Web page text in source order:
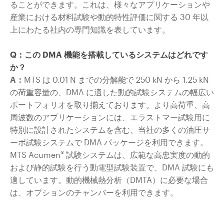
ることができます。これは、様々なアプリケーションや
産業における材料試験や動的特性評価に関する 30 年以
上にわたる社内の専門知識を表しています。
Q：この DMA 機能を搭載しているシステムはどれです
か？
A： MTS は 0.01 N までの分解能で 250 kN から 1.25 kN
の荷重容量の、DMA に適した動的試験システムの幅広い
ポートフォリオを取り揃えております。より高荷重、高
周波数のアプリケーションには、エラストマー試験用に
特別に設計されたシステムを含む、当社の多くの油圧サ
ーボ試験システムで DMA パッケージを利用できます。
MTS Acumen® 試験システムは、広範な高忠実度の動的
および静的試験を行う動電型試験装置で、DMA 試験にも
適しています。動的機械熱分析（DMTA）に必要な場合
は、オプションのチャンバーを利用できます。